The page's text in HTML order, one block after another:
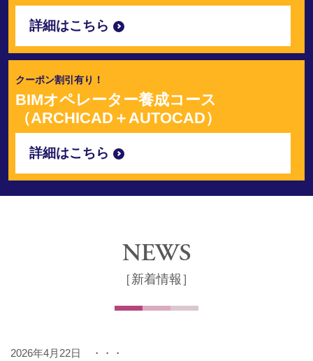
詳細はこちら
クーポン割引有り！
BIMオペレーター養成コース
（ARCHICAD＋AUTOCAD）
詳細はこちら
NEWS
［新着情報］
2026年4月22日 ・・・